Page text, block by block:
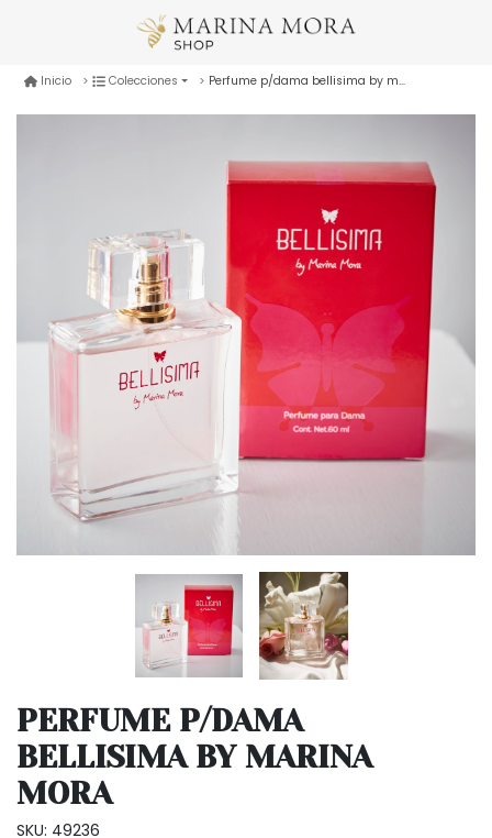
Inicio Colecciones Perfume p/dama bellisima by marina mora
PERFUME P/DAMA
BELLISIMA BY MARINA
MORA
SKU: 49236